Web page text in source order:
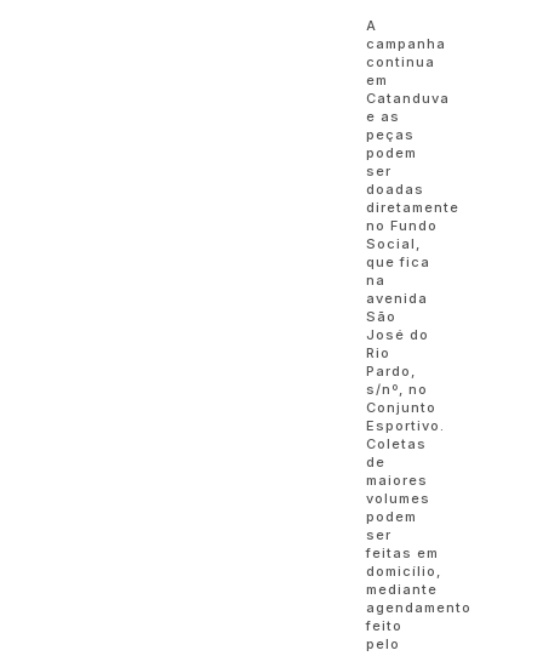
A
campanha
continua
em
Catanduva
e as
peças
podem
ser
doadas
diretamente
no Fundo
Social,
que fica
na
avenida
São
José do
Rio
Pardo,
s/nº, no
Conjunto
Esportivo.
Coletas
de
maiores
volumes
podem
ser
feitas em
domicílio,
mediante
agendamento
feito
pelo